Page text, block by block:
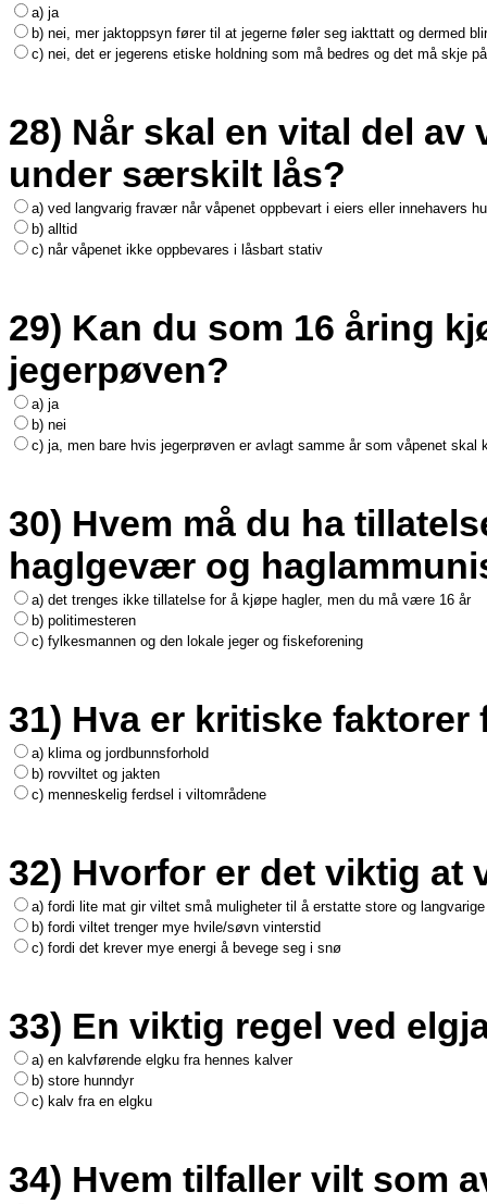
a) ja
b) nei, mer jaktoppsyn fører til at jegerne føler seg iakttatt og dermed
c) nei, det er jegerens etiske holdning som må bedres og det må skje
28) Når skal en vital del
under særskilt lås?
a) ved langvarig fravær når våpenet oppbevart i eiers eller innehavers
b) alltid
c) når våpenet ikke oppbevares i låsbart stativ
29) Kan du som 16 åring
jegerpøven?
a) ja
b) nei
c) ja, men bare hvis jegerprøven er avlagt samme år som våpenet skal
30) Hvem må du ha
haglgevær og
a) det trenges ikke tillatelse for å kjøpe hagler, men du må være 16 år
b) politimesteren
c) fylkesmannen og den lokale jeger og fiskeforening
31) Hva er kritiske
a) klima og jordbunnsforhold
b) rovviltet og jakten
c) menneskelig ferdsel i viltområdene
32) Hvorfor er det viktig at
a) fordi lite mat gir viltet små muligheter til å erstatte store og
b) fordi viltet trenger mye hvile/søvn vinterstid
c) fordi det krever mye energi å bevege seg i snø
33) En viktig regel ved
a) en kalvførende elgku fra hennes kalver
b) store hunndyr
c) kalv fra en elgku
34) Hvem tilfaller vilt som